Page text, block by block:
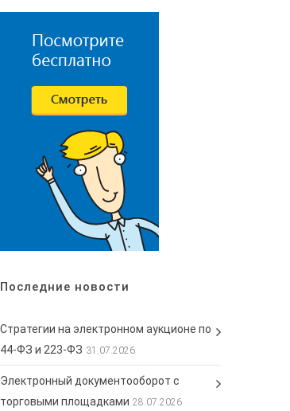
Последние новости
Стратегии на электронном аукционе по
44-ФЗ и 223-ФЗ 31.07.2026
Электронный документооборот с
торговыми площадками 28.07.2026